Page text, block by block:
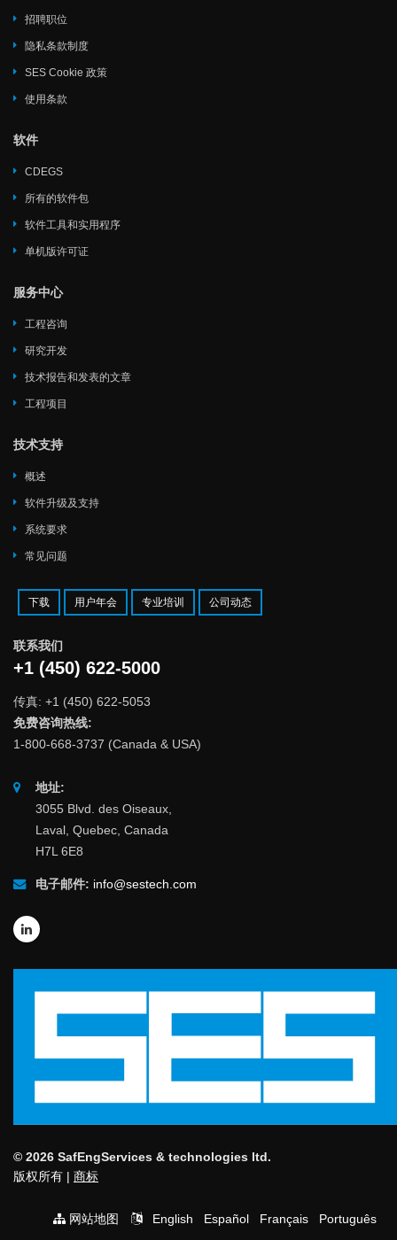
招聘职位
隐私条款制度
SES Cookie 政策
使用条款
软件
CDEGS
所有的软件包
软件工具和实用程序
单机版许可证
服务中心
工程咨询
研究开发
技术报告和发表的文章
工程项目
技术支持
概述
软件升级及支持
系统要求
常见问题
下载 用户年会 专业培训 公司动态
联系我们
+1 (450) 622-5000
传真: +1 (450) 622-5053
免费咨询热线:
1-800-668-3737 (Canada & USA)
地址:
3055 Blvd. des Oiseaux,
Laval, Quebec, Canada
H7L 6E8
电子邮件: info@sestech.com
© 2026 SafEngServices & technologies ltd.
版权所有 | 商标
网站地图 English Español Français Português